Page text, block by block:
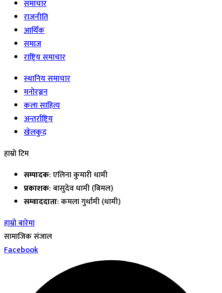
समाचार
राजनीति
आर्थिक
समाज
राष्ट्रिय समाचार
स्थानिय समाचार
मनोरञ्जन
कला साहित्य
अन्तर्राष्ट्रिय
खेलकुद
हाम्रो टिम
सम्पादक: एलिना कुमारी धामी
प्रकाशक: बासुदेव धामी (बिमल)
सम्वाददाता: कमला गुर्धामी (धामी)
हाम्रो बारेमा
सामाजिक संजाल
Facebook